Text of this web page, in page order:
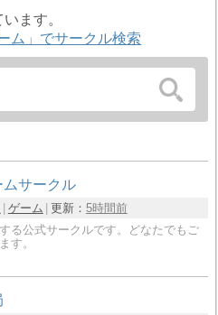
ます。
ム」でサークル検索
ムサークル
ゲーム 更新： 5時間前
る公式サークルです。どなたでもご
す。